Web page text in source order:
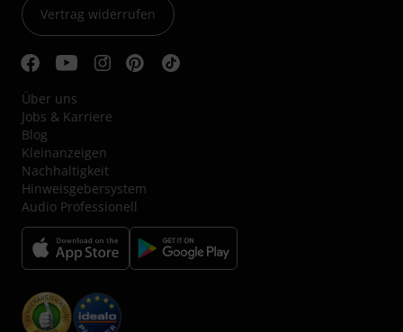
Vertrag widerrufen
Über uns
Jobs & Karriere
Blog
Kleinanzeigen
Nachhaltigkeit
Hinweisgebersystem
Audio Professionell